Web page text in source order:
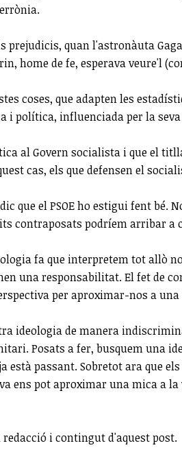
prejudicis, quan l'astronàuta
home de fe, esperava veure'l
coses, que adapten les
política, influenciada per la
al Govern socialista i que el
cas, els que defensen el
que el PSOE ho estigui fent
contraposats podríem arribar a
fa que interpretem tot allò
una responsabilitat. El fet de
per aproximar-nos a
ideologia de manera
Posats a fer, busquem una
passant. Sobretot ara que
ens pot aproximar una mica a
redacció i contingut d'aquest post.